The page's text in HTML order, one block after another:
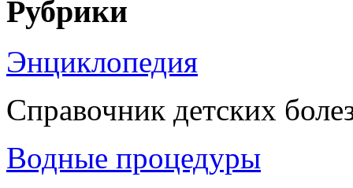
Рубрики
Энциклопедия
Справочник детских
Водные процедуры